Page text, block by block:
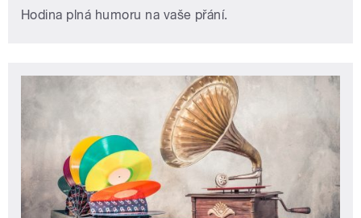
Hodina plná humoru na vaše přání.